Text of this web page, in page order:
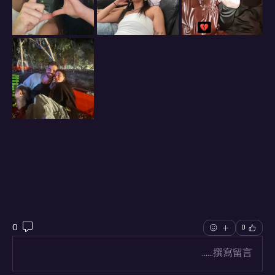
0
0
撰寫留言......